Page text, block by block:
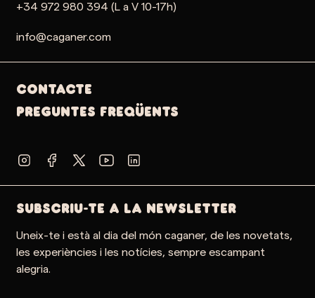
+34 972 980 394 (L a V 10-17h)
info@caganer.com
Contacte
PREGUNTES FREQÜENTS
SUBSCRIU-TE A LA NEWSLETTER
Uneix-te i està al dia del món caganer, de les novetats,
les experiències i les notícies, sempre escampant
alegria.